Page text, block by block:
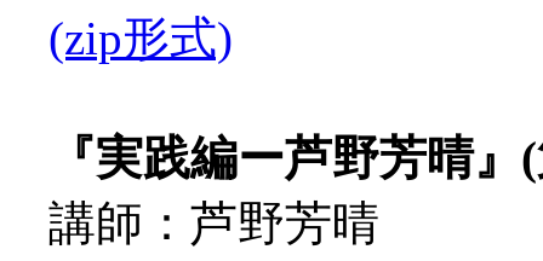
(zip形式)
『実践編ー芦野芳晴』
講師：芦野芳晴